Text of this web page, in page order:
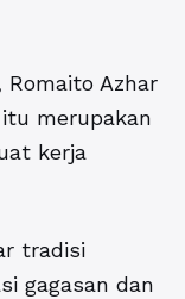
Romaito Azhar
merupakan
kerja
tradisi
gagasan dan